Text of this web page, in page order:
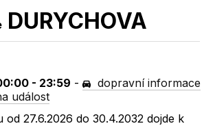
DURYCHOVA
- 23:59 -
dopravní informace
událost
od 27.6.2026 do 30.4.2032 dojde k